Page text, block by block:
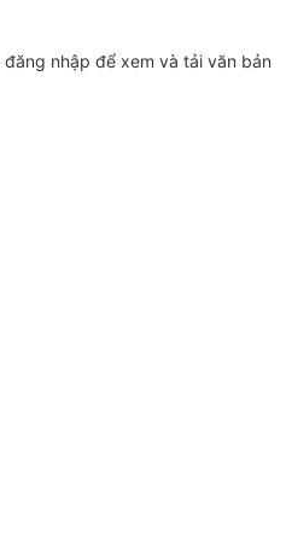
đăng nhập để xem và tải văn bản